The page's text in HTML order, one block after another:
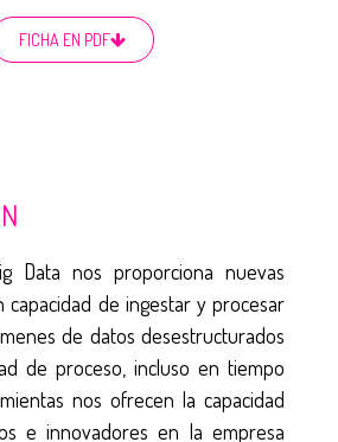
FICHA EN PDF
Data nos proporciona nuevas
capacidad de ingestar y procesar
de datos desestructurados
de proceso, incluso en tiempo
nos ofrecen la capacidad
e innovadores en la empresa